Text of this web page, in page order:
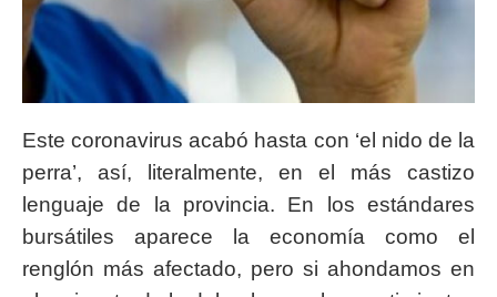
Este coronavirus acabó hasta con ‘el nido de la
perra’, así, literalmente, en el más castizo
lenguaje de la provincia. En los estándares
bursátiles aparece la economía como el
renglón más afectado, pero si ahondamos en